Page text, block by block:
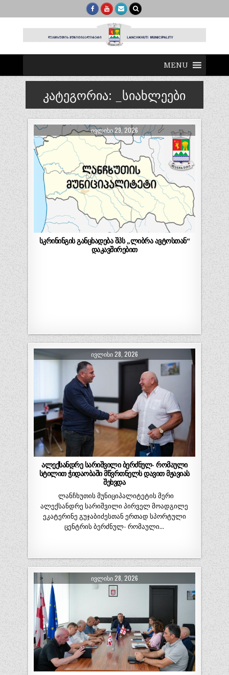
MENU
კატეგორია: _სიახლეები
ᲘᲕᲚᲘᲡᲘ 29, 2026
სკრინინგის განცხადება შპს ,,ლიბრა ავტოსთან“
დაკავშირებით
ᲘᲕᲚᲘᲡᲘ 28, 2026
ალექსანდრე სარიშვილი ბერძნულ- რომაული
სტილით ჭიდაობაში მწვრთნელს დავით მჟავიას
შეხვდა
ლანჩხუთის მუნიციპალიტეტის მერი
ალექსანდრე სარიშვილი პირველ მოადგილე
ეკატერინე გუჯაბიძესთან ერთად სპორტული
ცენტრის ბერძნულ- რომაული…
ᲘᲕᲚᲘᲡᲘ 28, 2026